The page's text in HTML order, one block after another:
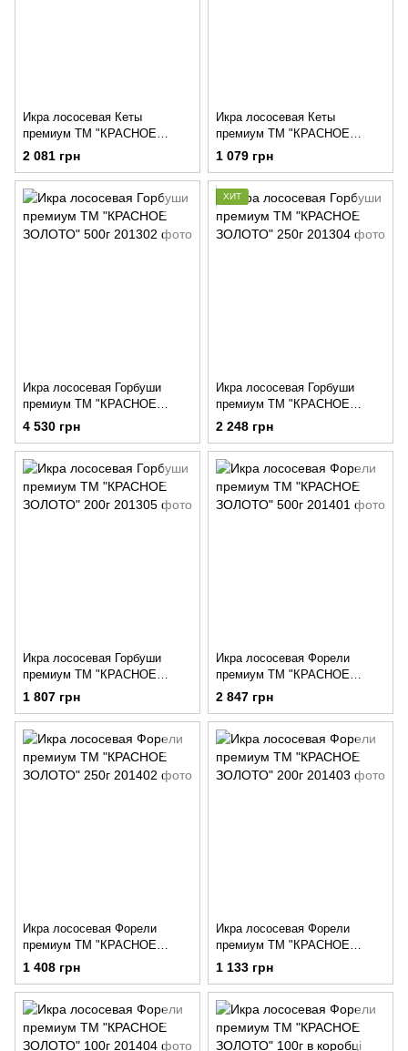
Икра лососевая Кеты
премиум ТМ "КРАСНОЕ
ЗОЛОТО" 200г
2 081 грн
Икра лососевая Кеты
премиум ТМ "КРАСНОЕ
ЗОЛОТО" 100г
1 079 грн
Икра лососевая Горбуши
премиум ТМ "КРАСНОЕ
ЗОЛОТО" 500г
4 530 грн
ХИТ
Икра лососевая Горбуши
премиум ТМ "КРАСНОЕ
ЗОЛОТО" 250г
2 248 грн
Икра лососевая Горбуши
премиум ТМ "КРАСНОЕ
ЗОЛОТО" 200г
1 807 грн
Икра лососевая Форели
премиум ТМ "КРАСНОЕ
ЗОЛОТО" 500г
2 847 грн
Икра лососевая Форели
премиум ТМ "КРАСНОЕ
ЗОЛОТО" 250г
1 408 грн
Икра лососевая Форели
премиум ТМ "КРАСНОЕ
ЗОЛОТО" 200г
1 133 грн